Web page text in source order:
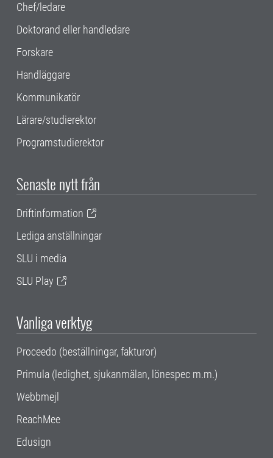
Chef/ledare
Doktorand eller handledare
Forskare
Handläggare
Kommunikatör
Lärare/studierektor
Programstudierektor
Senaste nytt från
Driftinformation
Lediga anställningar
SLU i media
SLU Play
Vanliga verktyg
Proceedo (beställningar, fakturor)
Primula (ledighet, sjukanmälan, lönespec m.m.)
Webbmejl
ReachMee
Edusign